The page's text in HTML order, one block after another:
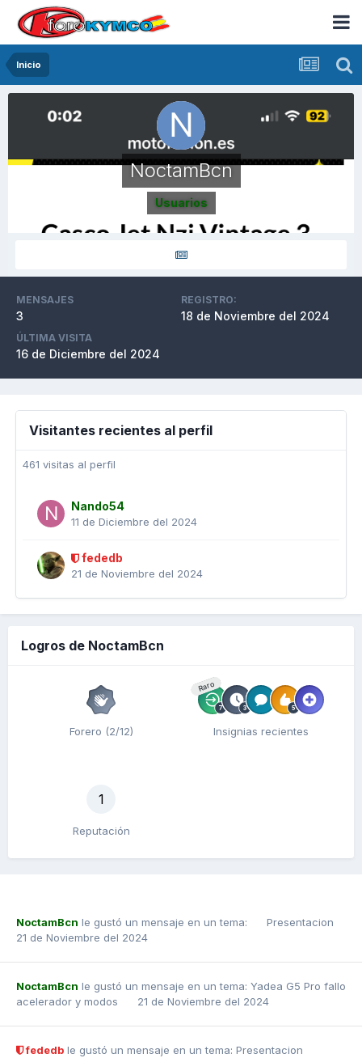
Inicio
NoctamBcn
Usuarios
MENSAJES
3
REGISTRO:
18 de Noviembre del 2024
ÚLTIMA VISITA
16 de Diciembre del 2024
Visitantes recientes al perfil
461 visitas al perfil
Nando54
11 de Diciembre del 2024
fededb
21 de Noviembre del 2024
Logros de NoctamBcn
Forero (2/12)
Raro
Insignias recientes
1
Reputación
NoctamBcn le gustó un mensaje en un tema:
Presentacion
21 de Noviembre del 2024
NoctamBcn le gustó un mensaje en un tema: Yadea G5 Pro fallo
acelerador y modos
21 de Noviembre del 2024
fededb le gustó un mensaje en un tema: Presentacion